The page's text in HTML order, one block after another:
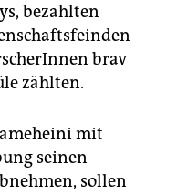
bezahlten
brav
zählten.
mit
seinen
sollen